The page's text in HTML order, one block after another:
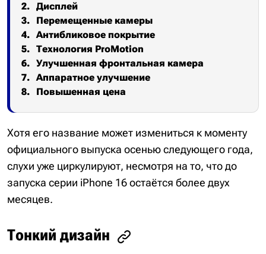
Дисплей
Перемещенные камеры
Антибликовое покрытие
Технология ProMotion
Улучшенная фронтальная камера
Аппаратное улучшение
Повышенная цена
Хотя его название может измениться к моменту
официального выпуска осенью следующего года,
слухи уже циркулируют, несмотря на то, что до
запуска серии iPhone 16 остаётся более двух
месяцев.
Тонкий дизайн